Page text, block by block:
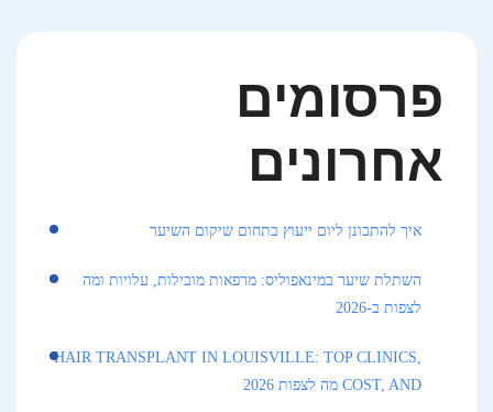
פרסומים
אחרונים
איך להתכונן ליום ייעוץ בתחום שיקום השיער
השתלת שיער במינאפוליס: מרפאות מובילות, עלויות ומה
לצפות ב-2026
HAIR TRANSPLANT IN LOUISVILLE: TOP CLINICS,
COST, AND מה לצפות 2026